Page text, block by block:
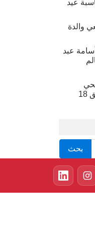
عيد
والدة
أسامة عبد
بمناسبة ذكرى يوم الطبيب الذي يوافق 18